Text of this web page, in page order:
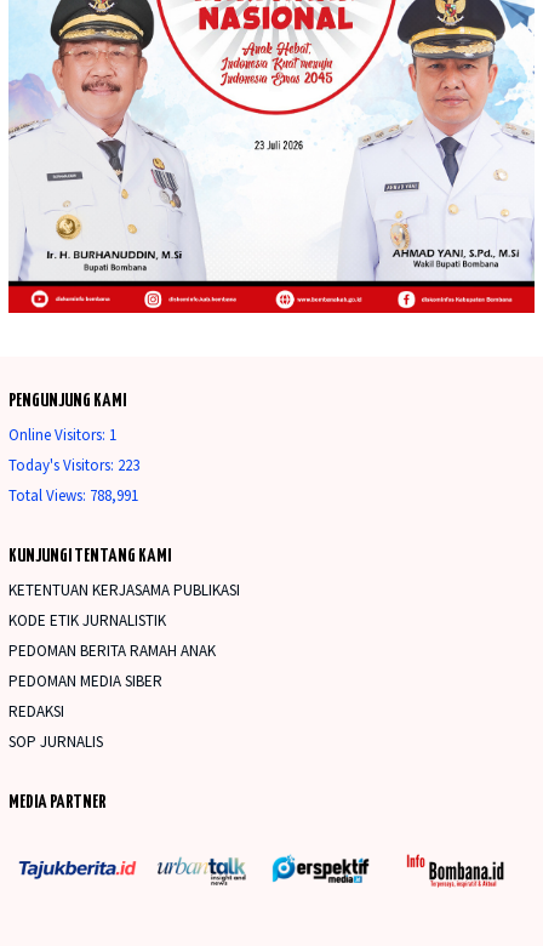
PENGUNJUNG KAMI
Online Visitors: 1
Today's Visitors: 223
Total Views: 788,991
KUNJUNGI TENTANG KAMI
KETENTUAN KERJASAMA PUBLIKASI
KODE ETIK JURNALISTIK
PEDOMAN BERITA RAMAH ANAK
PEDOMAN MEDIA SIBER
REDAKSI
SOP JURNALIS
MEDIA PARTNER